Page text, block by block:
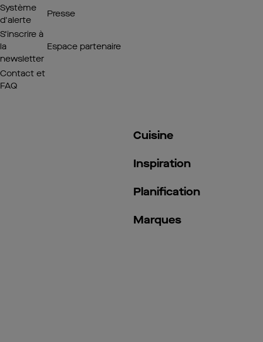
Cuisine
Inspiration
Planification
Marques
Système
d'alerte
Presse
S’inscrire à
la
newsletter
Espace partenaire
Contact et
FAQ